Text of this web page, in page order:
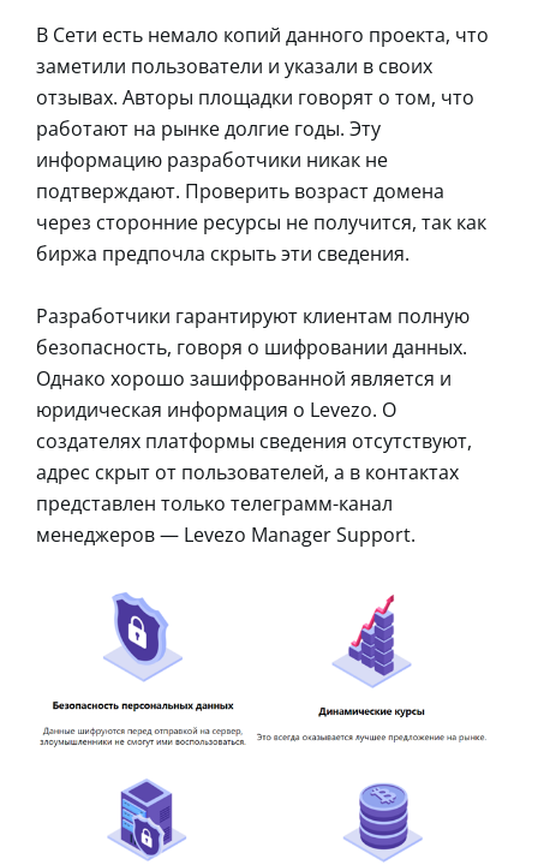
В Сети есть немало копий данного проекта, что
заметили пользователи и указали в своих
отзывах. Авторы площадки говорят о том, что
работают на рынке долгие годы. Эту
информацию разработчики никак не
подтверждают. Проверить возраст домена
через сторонние ресурсы не получится, так как
биржа предпочла скрыть эти сведения.
Разработчики гарантируют клиентам полную
безопасность, говоря о шифровании данных.
Однако хорошо зашифрованной является и
юридическая информация о Levezo. О
создателях платформы сведения отсутствуют,
адрес скрыт от пользователей, а в контактах
представлен только телеграмм-канал
менеджеров — Levezo Manager Support.